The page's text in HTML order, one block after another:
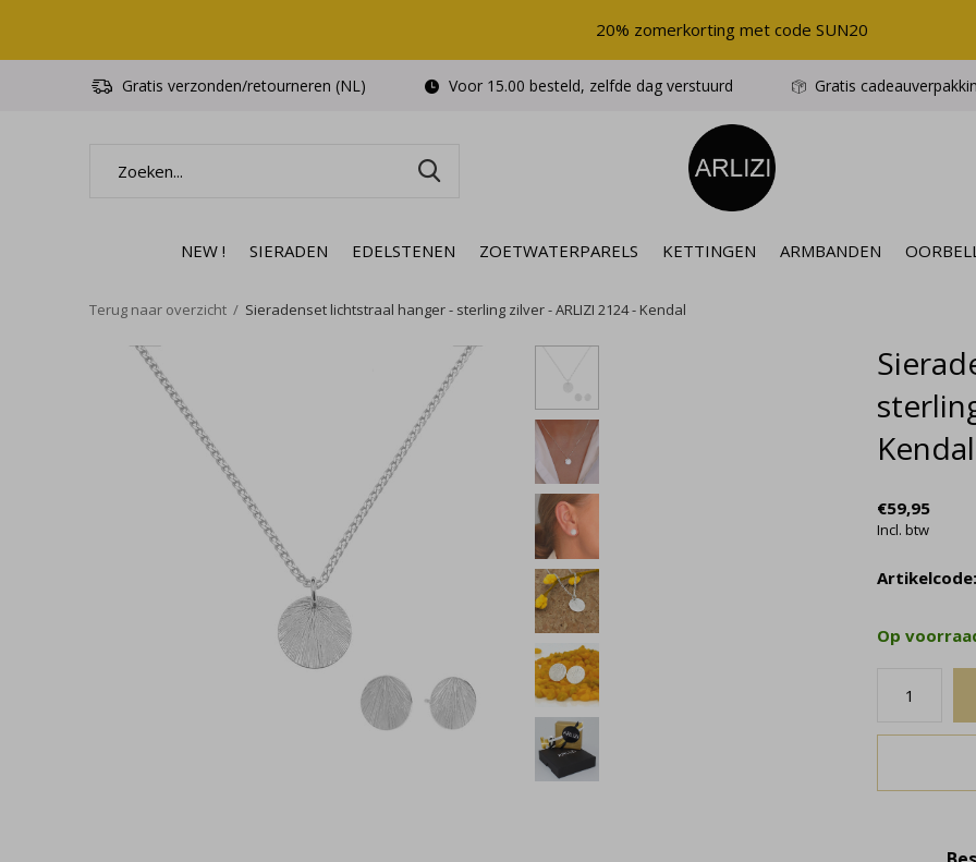
NEW ! SIERADEN EDELSTENEN ZOETWATERPARELS KETTINGEN ARMBANDEN
Gratis verzonden/retourneren (NL) Voor 15.00 besteld, zelfde dag verstuurd Gratis
20% zomerkorting met code SUN20
Terug naar overzicht Sieradenset lichtstraal hanger - sterling zilver - ARLIZI 2124 - Kendal
Kendal
€59,95
Incl. btw
Artikelcode:
Op